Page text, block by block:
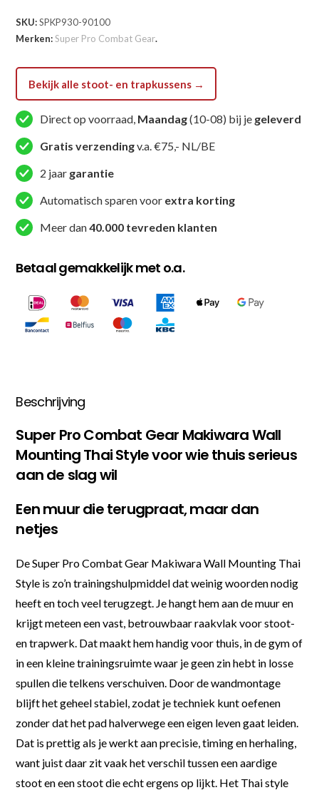
SKU:SPKP930-90100
Merken:Super Pro Combat Gear.
Bekijk alle stoot- en trapkussens →
Direct op voorraad, Maandag(10-08) bij je geleverd
Gratis verzendingv.a. €75,- NL/BE
2 jaar garantie
Automatisch sparen voor extra korting
Meer dan40.000 tevreden klanten
Betaal gemakkelijk met o.a.
Beschrijving
Super Pro Combat Gear Makiwara Wall
Mounting Thai Style voor wie thuis serieus
aan de slag wil
Een muur die terugpraat, maar dan
netjes
De Super Pro Combat Gear Makiwara Wall Mounting Thai
Style is zo’n trainingshulpmiddel dat weinig woorden nodig
heeft en toch veel terugzegt. Je hangt hem aan de muur en
krijgt meteen een vast, betrouwbaar raakvlak voor stoot-
en trapwerk. Dat maakt hem handig voor thuis, in de gym of
in een kleine trainingsruimte waar je geen zin hebt in losse
spullen die telkens verschuiven. Door de wandmontage
blijft het geheel stabiel, zodat je techniek kunt oefenen
zonder dat het pad halverwege een eigen leven gaat leiden.
Dat is prettig als je werkt aan precisie, timing en herhaling,
want juist daar zit vaak het verschil tussen een aardige
stoot en een stoot die echt ergens op lijkt. Het Thai style